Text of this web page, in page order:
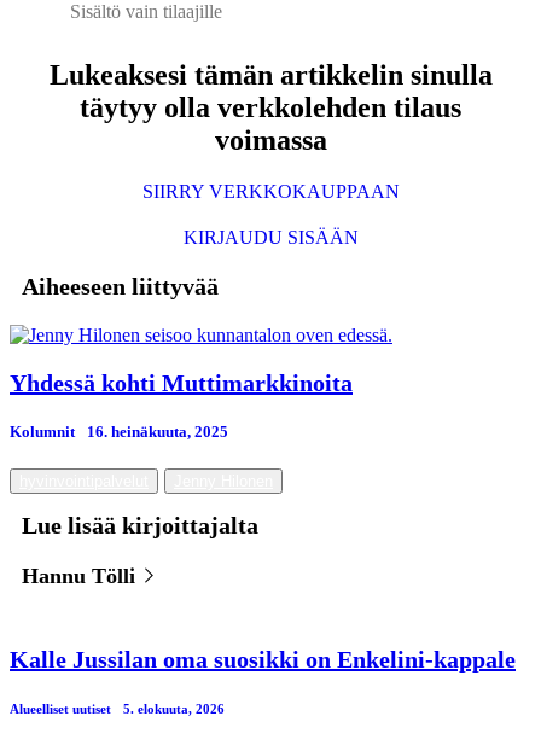
Sisältö vain tilaajille
Lukeaksesi tämän artikkelin sinulla
täytyy olla verkkolehden tilaus
voimassa
SIIRRY VERKKOKAUPPAAN
KIRJAUDU SISÄÄN
Aiheeseen liittyvää
Yhdessä kohti Muttimarkkinoita
Kolumnit 16. heinäkuuta, 2025
Lue lisää kirjoittajalta
Hannu Tölli
Kalle Jussilan oma suosikki on Enkelini-kappale
Alueelliset uutiset 5. elokuuta, 2026